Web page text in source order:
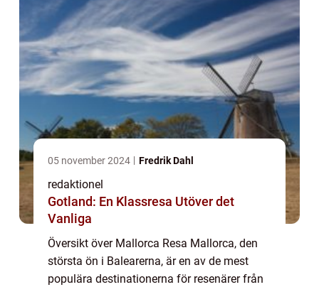
05 november 2024 Fredrik Dahl
redaktionel
Gotland: En Klassresa Utöver det
Vanliga
Översikt över Mallorca Resa Mallorca, den
största ön i Balearerna, är en av de mest
populära destinationerna för resenärer från